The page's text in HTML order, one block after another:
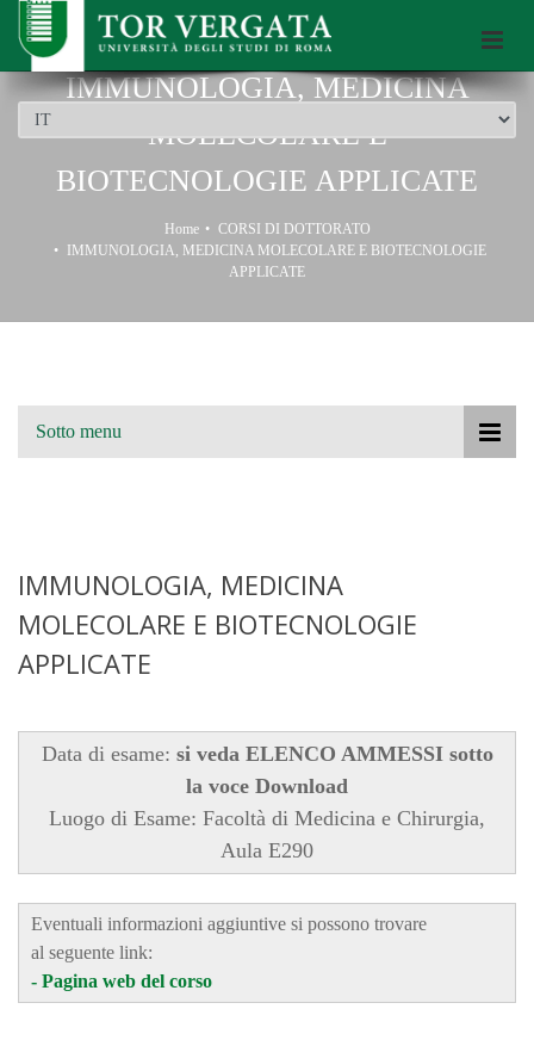
Scuola di Dottorato dell’Università di Roma Tor Vergata
IMMUNOLOGIA, MEDICINA
MOLECOLARE E
BIOTECNOLOGIE APPLICATE
Home
CORSI DI DOTTORATO
IMMUNOLOGIA, MEDICINA MOLECOLARE E BIOTECNOLOGIE
APPLICATE
Sotto menu
IMMUNOLOGIA, MEDICINA
MOLECOLARE E BIOTECNOLOGIE
APPLICATE
Data di esame: si veda ELENCO AMMESSI sotto
la voce Download
Luogo di Esame: Facoltà di Medicina e Chirurgia,
Aula E290
Eventuali informazioni aggiuntive si possono trovare
al seguente link:
- Pagina web del corso